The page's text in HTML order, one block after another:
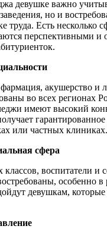
девушке важно
но и
труда. Есть несколько
перспективными и
акушерство и
во всех регионах
имеют высокий
гарантированное
или частных клиниках.
сфера
классов, воспитатели и
особенно
девушкам, которые